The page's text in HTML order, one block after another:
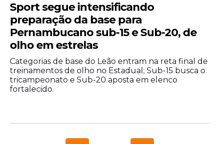
Sport segue intensificando
preparação da base para
Pernambucano sub-15 e Sub-20, de
olho em estrelas
Categorias de base do Leão entram na reta final de
treinamentos de olho no Estadual; Sub-15 busca o
tricampeonato e Sub-20 aposta em elenco
fortalecido.